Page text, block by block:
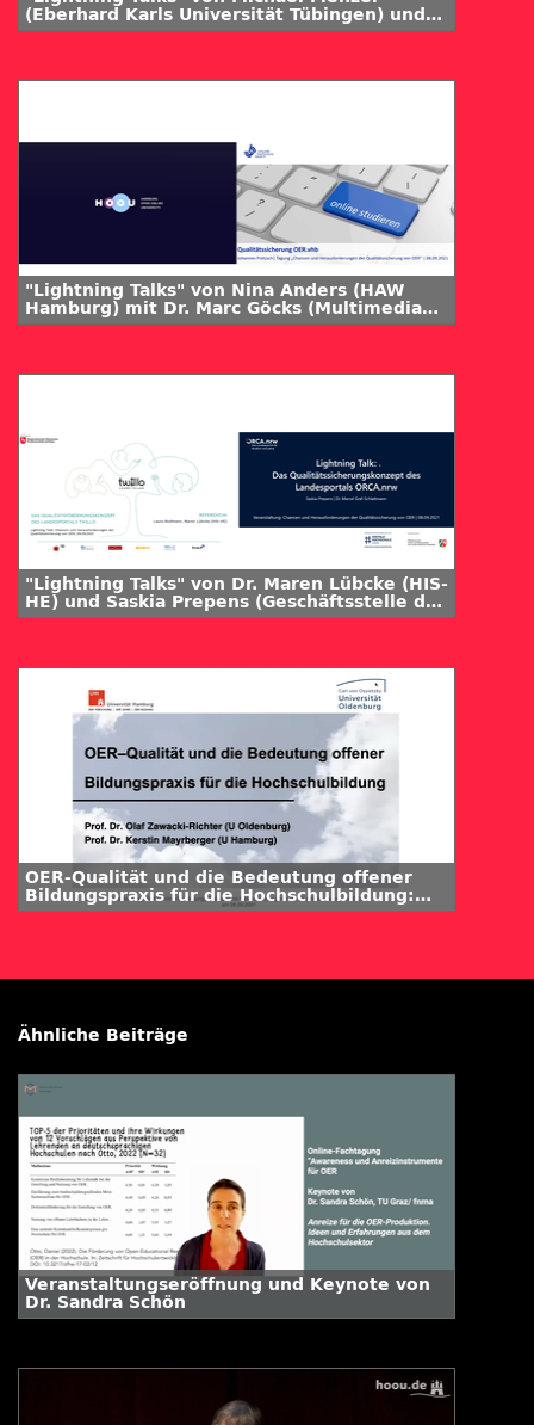
(Eberhard Karls Universität Tübingen) und
Matthias Kostrzewa
Professional School of Education)
"Lightning Talks" von Nina Anders (HAW
Hamburg) mit Dr. Marc Göcks (Multimedia
Kontor Hamburg) und Johannes Pretzsch
"Lightning Talks" von Dr. Maren Lübcke (HIS-
HE) und Saskia Prepens (Geschäftsstelle des
Landesportals ORCA.nrw) mit Marcel Graf
OER-Qualität und die Bedeutung offener
Bildungspraxis für die Hochschulbildung:
Prof. Dr. Kerstin Mayrberger (Universität
Ähnliche Beiträge
Veranstaltungseröffnung und Keynote von
Dr. Sandra Schön